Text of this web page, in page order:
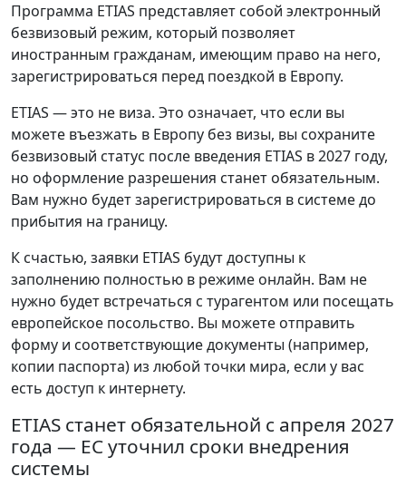
Программа ETIAS представляет собой электронный
безвизовый режим, который позволяет
иностранным гражданам, имеющим право на него,
зарегистрироваться перед поездкой в Европу.
ETIAS — это не виза. Это означает, что если вы
можете въезжать в Европу без визы, вы сохраните
безвизовый статус после введения ETIAS в 2027 году,
но оформление разрешения станет обязательным.
Вам нужно будет зарегистрироваться в системе до
прибытия на границу.
К счастью, заявки ETIAS будут доступны к
заполнению полностью в режиме онлайн. Вам не
нужно будет встречаться с турагентом или посещать
европейское посольство. Вы можете отправить
форму и соответствующие документы (например,
копии паспорта) из любой точки мира, если у вас
есть доступ к интернету.
ETIAS станет обязательной с апреля 2027
года — ЕС уточнил сроки внедрения
системы